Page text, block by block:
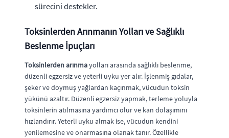
sürecini destekler.
Toksinlerden Arınmanın Yolları ve Sağlıklı
Beslenme İpuçları
Toksinlerden arınmayolları arasında sağlıklı beslenme,
düzenli egzersiz ve yeterli uyku yer alır. İşlenmiş gıdalar,
şeker ve doymuş yağlardan kaçınmak, vücudun toksin
yükünü azaltır. Düzenli egzersiz yapmak, terleme yoluyla
toksinlerin atılmasına yardımcı olur ve kan dolaşımını
hızlandırır. Yeterli uyku almak ise, vücudun kendini
yenilemesine ve onarmasına olanak tanır. Özellikle